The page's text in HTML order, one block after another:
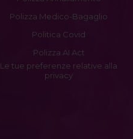
Polizza Medico-Bagaglio
Politica Covid
Polizza AI Act
Le tue preferenze relative alla
privacy